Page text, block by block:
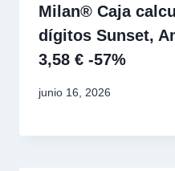
Milan® Caja
dígitos Sunset,
3,58 € -57%
junio 16, 2026